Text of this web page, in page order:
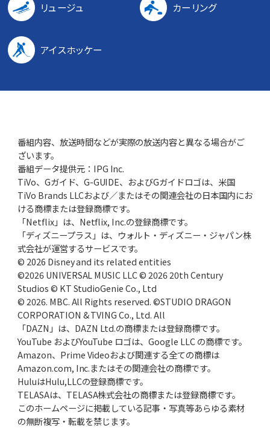
リュージュ カーリング
アイスホッケー
番組内容、放送時間などが実際の放送内容と異なる場合がご
ざいます。
番組データ提供元：IPG Inc.
TiVo、Gガイド、G-GUIDE、およびGガイドロゴは、米国
TiVo Brands LLCおよび／またはその関連会社の日本国内にお
ける商標または登録商標です。
「Netflix」は、Netflix, Inc.の登録商標です。
「ディズニープラス」は、ウォルト・ディズニー・ジャパン株
式会社が運営するサービスです。
© 2026 Disney and its related entities
©2026 UNIVERSAL MUSIC LLC © 2026 20th Century
Studios © KT StudioGenie Co., Ltd
© 2026. MBC. All Rights reserved. ©STUDIO DRAGON
CORPORATION & TVING Co., Ltd. All
「DAZN」は、DAZN Ltd.の商標または登録商標です。
YouTube およびYouTube ロゴは、Google LLC の商標です。
Amazon、Prime Videoおよび関連する全ての商標は
Amazon.com, Inc.またはその関連会社の商標です。
HuluはHulu,LLCの登録商標です。
TELASAは、TELASA株式会社の商標または登録商標です。
このホームページに掲載している記事・写真等あらゆる素材
の無断複写・転載を禁じます。